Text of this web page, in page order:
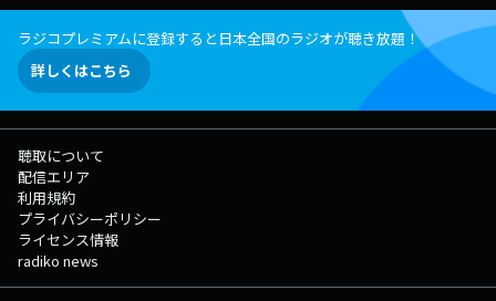
ラジコプレミアムに登録すると日本全国のラジオが聴き放題！
詳しくはこちら
聴取について
配信エリア
利用規約
プライバシーポリシー
ライセンス情報
radiko news